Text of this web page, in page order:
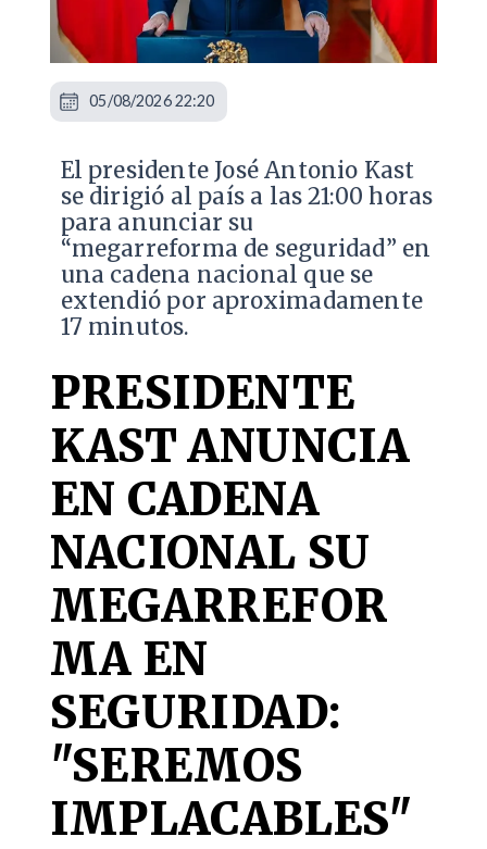
El presidente José Antonio Kast
se dirigió al país a las 21:00 horas
para anunciar su
“megarreforma de seguridad” en
una cadena nacional que se
extendió por aproximadamente
17 minutos.
PRESIDENTE
KAST ANUNCIA
EN CADENA
NACIONAL SU
MEGARREFOR
MA EN
SEGURIDAD:
"SEREMOS
IMPLACABLES"
05/08/2026 22:20